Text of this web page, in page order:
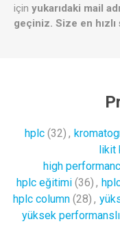
için yukarıdaki mail
geçiniz. Size en hızlı
hplc (32) ,
likit
high
hplc eğitimi (36) ,
hplc column (28) ,
yüksek